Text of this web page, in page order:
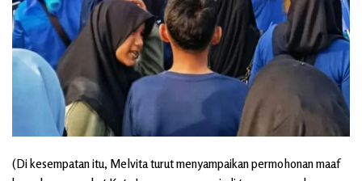
(Di kesempatan itu, Melvita turut menyampaikan permohonan maaf